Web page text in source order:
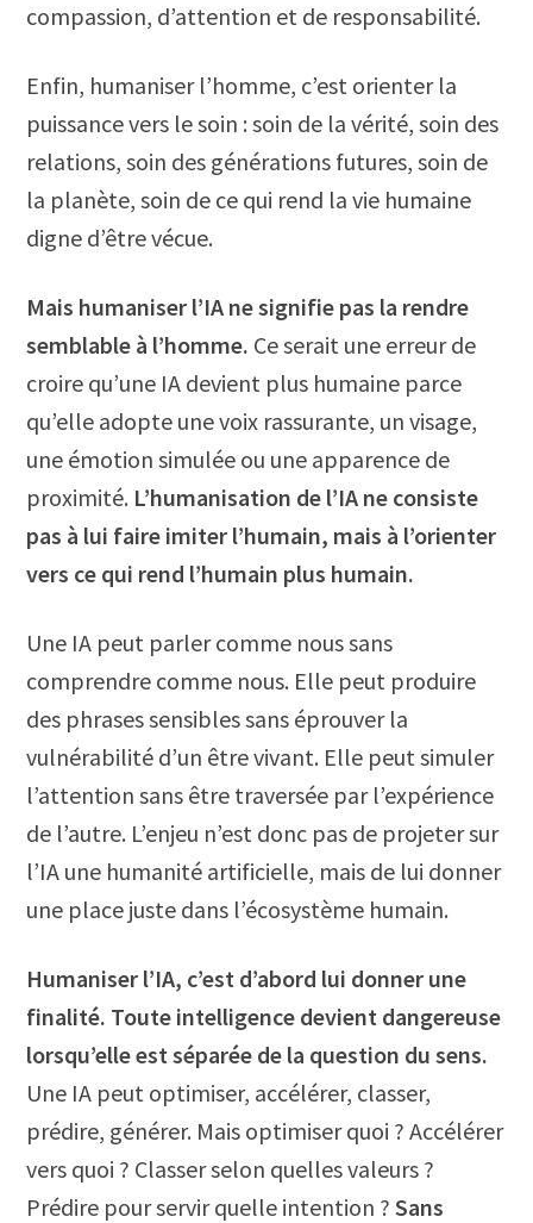
compassion, d’attention et de responsabilité.
Enfin, humaniser l’homme, c’est orienter la
puissance vers le soin : soin de la vérité, soin des
relations, soin des générations futures, soin de
la planète, soin de ce qui rend la vie humaine
digne d’être vécue.
Mais humaniser l’IA ne signifie pas la rendre
semblable à l’homme. Ce serait une erreur de
croire qu’une IA devient plus humaine parce
qu’elle adopte une voix rassurante, un visage,
une émotion simulée ou une apparence de
proximité. L’humanisation de l’IA ne consiste
pas à lui faire imiter l’humain, mais à l’orienter
vers ce qui rend l’humain plus humain.
Une IA peut parler comme nous sans
comprendre comme nous. Elle peut produire
des phrases sensibles sans éprouver la
vulnérabilité d’un être vivant. Elle peut simuler
l’attention sans être traversée par l’expérience
de l’autre. L’enjeu n’est donc pas de projeter sur
l’IA une humanité artificielle, mais de lui donner
une place juste dans l’écosystème humain.
Humaniser l’IA, c’est d’abord lui donner une
finalité. Toute intelligence devient dangereuse
lorsqu’elle est séparée de la question du sens.
Une IA peut optimiser, accélérer, classer,
prédire, générer. Mais optimiser quoi ? Accélérer
vers quoi ? Classer selon quelles valeurs ?
Prédire pour servir quelle intention ?Sans